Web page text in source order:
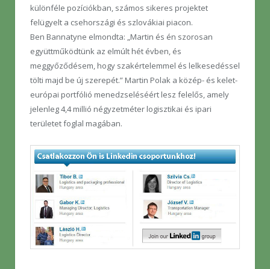
különféle pozíciókban, számos sikeres projektet
felügyelt a csehországi és szlovákiai piacon.
Ben Bannatyne elmondta: „Martin és én szorosan
együttműködtünk az elmúlt hét évben, és
meggyőződésem, hogy szakértelemmel és lelkesedéssel
tölti majd be új szerepét.” Martin Polak a közép- és kelet-
európai portfólió menedzseléséért lesz felelős, amely
jelenleg 4,4 millió négyzetméter logisztikai és ipari
területet foglal magában.